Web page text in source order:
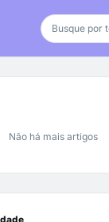
Não há mais artigos